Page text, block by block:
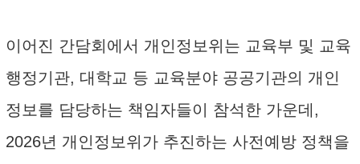
이어진 간담회에서 개인정보위는 교육부 및 교육
행정기관, 대학교 등 교육분야 공공기관의 개인
정보를 담당하는 책임자들이 참석한 가운데,
2026년 개인정보위가 추진하는 사전예방 정책을